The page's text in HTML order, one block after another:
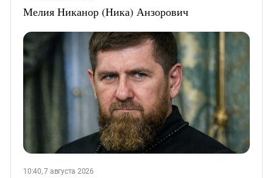
Мелия Никанор (Ника) Анзорович
10:40, 7 августа 2026